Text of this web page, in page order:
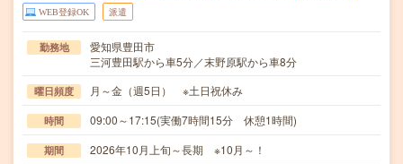
WEB登録OK 派遣
勤務地
愛知県豊田市
三河豊田駅から車5分／末野原駅から車8分
曜日頻度 月～金（週5日） ※土日祝休み
時間 09:00～17:15(実働7時間15分 休憩1時間)
期間 2026年10月上旬～長期 ※10月～！